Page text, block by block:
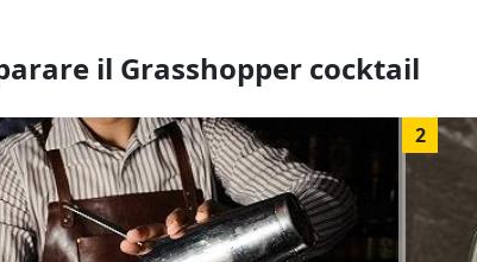
il Grasshopper cocktail
2